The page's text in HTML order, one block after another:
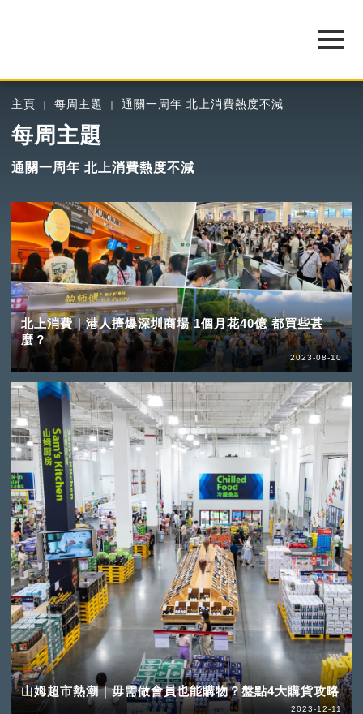
主頁 每周主題 通關一周年 北上消費熱度不減
每周主題
通關一周年 北上消費熱度不減
北上消費｜港人擠爆深圳商場 1個月花40億 都買些甚
麼？
2023-08-10
山姆超市熱潮｜毋需做會員也能購物？盤點4大購貨攻略
2023-12-11